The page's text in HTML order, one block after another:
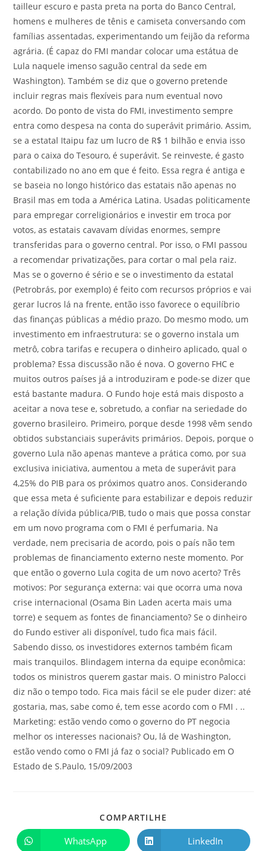
tailleur escuro e pasta preta na porta do Banco Central,
homens e mulheres de tênis e camiseta conversando com
famílias assentadas, experimentando um feijão da reforma
agrária. (É capaz do FMI mandar colocar uma estátua de
Lula naquele imenso saguão central da sede em
Washington). Também se diz que o governo pretende
incluir regras mais flexíveis para num eventual novo
acordo. Do ponto de vista do FMI, investimento sempre
entra como despesa na conta do superávit primário. Assim,
se a estatal Itaipu faz um lucro de R$ 1 bilhão e envia isso
para o caixa do Tesouro, é superávit. Se reinveste, é gasto
contabilizado no ano em que é feito. Essa regra é antiga e
se baseia no longo histórico das estatais não apenas no
Brasil mas em toda a América Latina. Usadas politicamente
para empregar correligionários e investir em troca por
votos, as estatais cavavam dívidas enormes, sempre
transferidas para o governo central. Por isso, o FMI passou
a recomendar privatizações, para cortar o mal pela raiz.
Mas se o governo é sério e se o investimento da estatal
(Petrobrás, por exemplo) é feito com recursos próprios e vai
gerar lucros lá na frente, então isso favorece o equilíbrio
das finanças públicas a médio prazo. Do mesmo modo, um
investimento em infraestrutura: se o governo instala um
metrô, cobra tarifas e recupera o dinheiro aplicado, qual o
problema? Essa discussão não é nova. O governo FHC e
muitos outros países já a introduziram e pode-se dizer que
está bastante madura. O Fundo hoje está mais disposto a
aceitar a nova tese e, sobretudo, a confiar na seriedade do
governo brasileiro. Primeiro, porque desde 1998 vêm sendo
obtidos substanciais superávits primários. Depois, porque o
governo Lula não apenas manteve a prática como, por sua
exclusiva iniciativa, aumentou a meta de superávit para
4,25% do PIB para os próximos quatro anos. Considerando
que essa meta é suficiente para estabilizar e depois reduzir
a relação dívida pública/PIB, tudo o mais que possa constar
em um novo programa com o FMI é perfumaria. Na
verdade, nem precisaria de acordo, pois o país não tem
problemas de financiamento externo neste momento. Por
que então o governo Lula cogita de um novo acerto? Três
motivos: Por segurança externa: vai que ocorra uma nova
crise internacional (Osama Bin Laden acerta mais uma
torre) e sequem as fontes de financiamento? Se o dinheiro
do Fundo estiver ali disponível, tudo fica mais fácil.
Sabendo disso, os investidores externos também ficam
mais tranquilos. Blindagem interna da equipe econômica:
todos os ministros querem gastar mais. O ministro Palocci
diz não o tempo todo. Fica mais fácil se ele puder dizer: até
gostaria, mas, sabe como é, tem esse acordo com o FMI . ..
Marketing: estão vendo como o governo do PT negocia
melhor os interesses nacionais? Ou, lá de Washington,
estão vendo como o FMI já faz o social? Publicado em O
Estado de S.Paulo, 15/09/2003
COMPARTILHE
WhatsApp LinkedIn